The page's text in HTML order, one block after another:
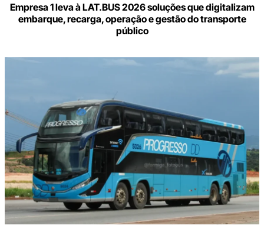
Empresa 1 leva à LAT.BUS 2026 soluções que digitalizam
embarque, recarga, operação e gestão do transporte
público